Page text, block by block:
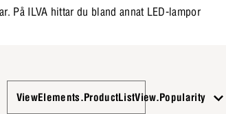
På ILVA hittar du bland annat LED-lampor
ViewElements.ProductListView.Popularity